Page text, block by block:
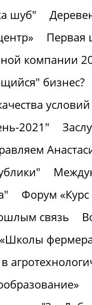
шуб"
Первая
компании
бизнес?
2021"
Форум «Курс
связь